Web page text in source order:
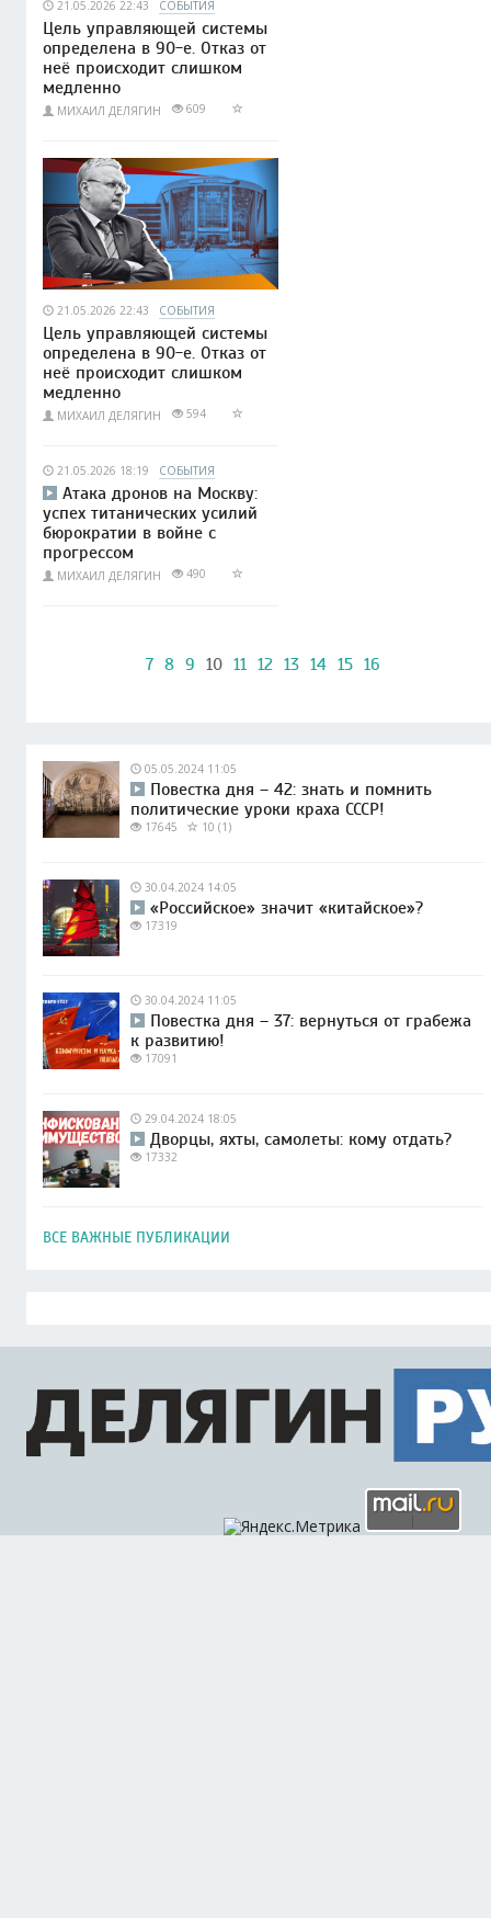
21.05.2026 22:43 СОБЫТИЯ
Цель управляющей системы
определена в 90-е. Отказ от
неё происходит слишком
медленно
МИХАИЛ ДЕЛЯГИН 609
21.05.2026 22:43 СОБЫТИЯ
Цель управляющей системы
определена в 90-е. Отказ от
неё происходит слишком
медленно
МИХАИЛ ДЕЛЯГИН 594
21.05.2026 18:19 СОБЫТИЯ
Атака дронов на Москву:
успех титанических усилий
бюрократии в войне с
прогрессом
МИХАИЛ ДЕЛЯГИН 490
7 8 9 10 11 12 13 14 15 16
05.05.2024 11:05
Повестка дня – 42: знать и помнить
политические уроки краха СССР!
17645 10 (1)
30.04.2024 14:05
«Российское» значит «китайское»?
17319
30.04.2024 11:05
Повестка дня – 37: вернуться от грабежа
к развитию!
17091
29.04.2024 18:05
Дворцы, яхты, самолеты: кому отдать?
17332
ВСЕ ВАЖНЫЕ ПУБЛИКАЦИИ